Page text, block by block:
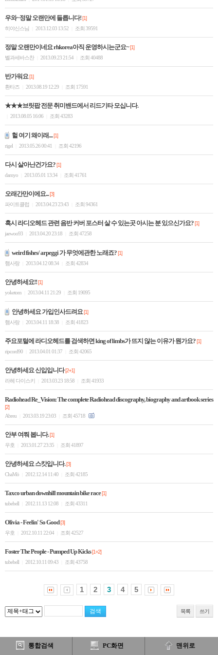
우와~정말 오랜만에 들릅니다![1]
히야신스님
2013.12.03 13:52 조회 39591
정말 오랜만이네요 rhkorea아직 운영하시는군요~[1]
벨과세바스찬
2013.09.23 21:54 조회 40488
반가워요[1]
환타즈
2013.08.19 12:29 조회 17591
★★★브릿팝 전문 취미밴드에서 리드기타 모십니다.
2013.08.05 16:06 조회 43283
헐 여기 왜이래....[1]
rigel
2013.05.26 00:41 조회 42196
다시 살아난건가요?[1]
damyo
2013.05.01 13:34 조회 41761
오래간만이에요...[3]
파이트클럽
2013.04.23 23:43 조회 94361
혹시 라디오헤드 관련 음반 커버 포스터 살 수 있는곳 아시는 분 있으신가요?[1]
jaewoo93
2013.04.20 23:18 조회 47258
weird fishes/ arpeggi 가 무엇에관한 노래죠?[1]
햄사랑
2013.04.12 08:34 조회 42834
안녕하세요!![1]
yoketom
2013.04.11 21:29 조회 19095
안녕하세요 가입인사드려요[1]
햄사랑
2013.04.11 18:38 조회 41823
주요포털에 라디오헤드를 검색하면 king of limbs가 뜨지 않는 이유가 뭔가요?[1]
ripcord90
2013.04.01 01:37 조회 42065
안녕하세요 신입입니다[2+1]
라헤 다이스키
2013.03.23 18:58 조회 41933
Radiohead Re_Vision: The complete Radiohead discography, biography and artbook series
[2]
Abreu
2013.03.19 23:03 조회 45718
안부 여쭤 봅니다.[1]
우호
2013.01.27 23:35 조회 41897
안녕하세요 스캇입니다.[3]
ChaMö
2012.12.14 11:40 조회 42185
Taxco urban downhill mountain bike race[1]
tubebell
2012.11.13 12:08 조회 43311
Olivia - Feelin' So Good[3]
우호
2012.10.11 22:04 조회 42527
Foster The People - Pumped Up Kicks[1+2]
tubebell
2012.10.11 09:43 조회 43758
1 2 3 4 5
목록 쓰기
통합검색 PC화면 맨위로